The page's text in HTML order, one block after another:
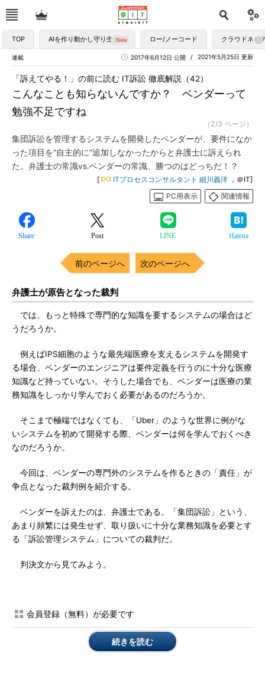
TOP AIを作り動かし守り生かす ロー/ノーコード クラウドネイ
連載 2021年5月25日 更新
2017年6月12日 公開
こんなことも知らないんですか？ ベンダーって
勉強不足ですね
「訴えてやる！」の前に読む IT訴訟 徹底解説（42）
（2/3 ページ）
集団訴訟を管理するシステムを開発したベンダーが、要件になか
った項目を“自主的に”追加しなかったからと弁護士に訴えられ
た。弁護士の常識vs.ベンダーの常識、勝つのはどっちだ！？
[ ITプロセスコンサルタント 細川義洋 ，＠IT]
PC用表示
関連情報
Share Post LINE Hatena
前のページへ 次のページへ
弁護士が原告となった裁判
では、もっと特殊で専門的な知識を要するシステムの場合はど
うだろうか。
例えばIPS細胞のような最先端医療を支えるシステムを開発す
る場合、ベンダーのエンジニアは要件定義を行うのに十分な医療
知識など持っていない。そうした場合でも、ベンダーは医療の業
務知識をしっかり学んでおく必要があるのだろうか。
そこまで極端ではなくても、「Uber」のような世界に例がな
いシステムを初めて開発する際、ベンダーは何を学んでおくべき
なのだろうか。
今回は、ベンダーの専門外のシステムを作るときの「責任」が
争点となった裁判例を紹介する。
ベンダーを訴えたのは、弁護士である。「集団訴訟」という、
あまり頻繁には発生せず、取り扱いに十分な業務知識を必要とす
る「訴訟管理システム」についての裁判だ。
判決文から見てみよう。
会員登録（無料）が必要です
続きを読む